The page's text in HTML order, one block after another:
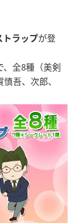
トラップが登
全8種（美剣
吾、次郎、